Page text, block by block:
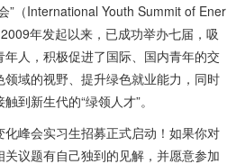
”（International Youth Summit of Ener
年发起以来，已成功举办七届，吸
人，积极促进了国际、国内青年的交
域的视野、提升绿色就业能力，同时
到新生代的“绿领人才”。
峰会实习生招募正式启动！如果你对
议题有自己独到的见解，并愿意参加